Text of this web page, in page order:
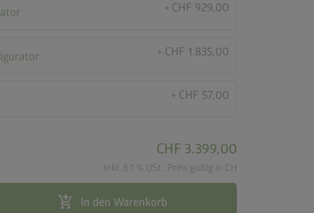
+ CHF 929,00
+ CHF 1.835,00
+ CHF 57,00
CHF 3.399,00
Inkl. 8.1 % USt., Preis gültig in CH
add_shopping_cart In den Warenkorb